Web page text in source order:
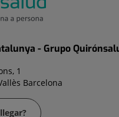
- Grupo
1
Barcelona